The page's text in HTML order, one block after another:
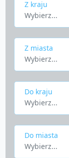
Z kraju
Wybierz...
Z miasta
Wybierz...
Do kraju
Wybierz...
Do miasta
Wybierz...